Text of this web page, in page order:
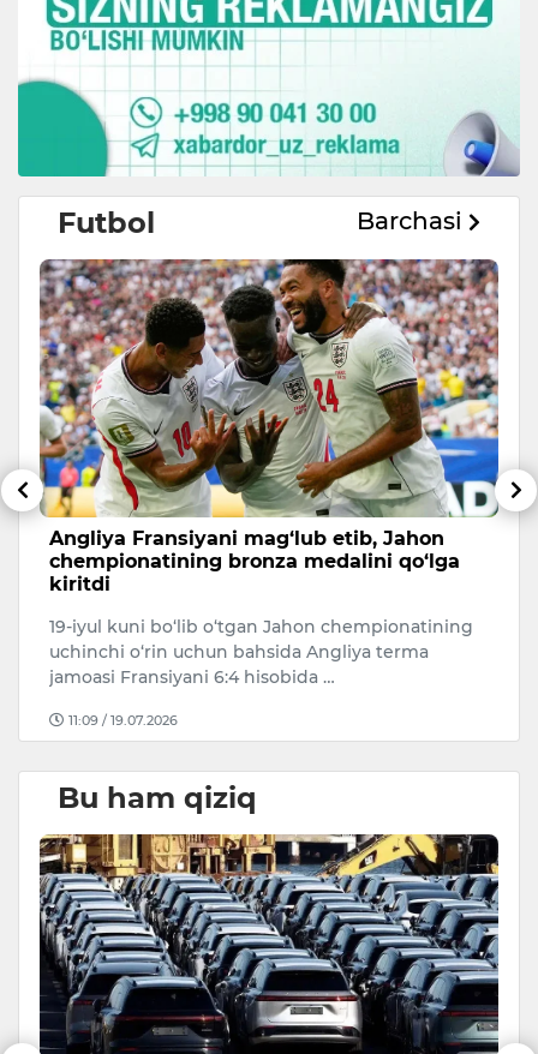
Futbol Barchasi
Angliya Fransiyani mag‘lub etib, Jahon
chempionatining bronza medalini qo‘lga
kiritdi
19-iyul kuni bo‘lib o‘tgan Jahon chempionatining
uchinchi o‘rin uchun bahsida Angliya terma
jamoasi Fransiyani 6:4 hisobida …
11:09 / 19.07.2026
Bu ham qiziq